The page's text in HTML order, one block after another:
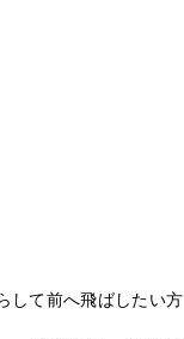
して前へ飛ばしたい方